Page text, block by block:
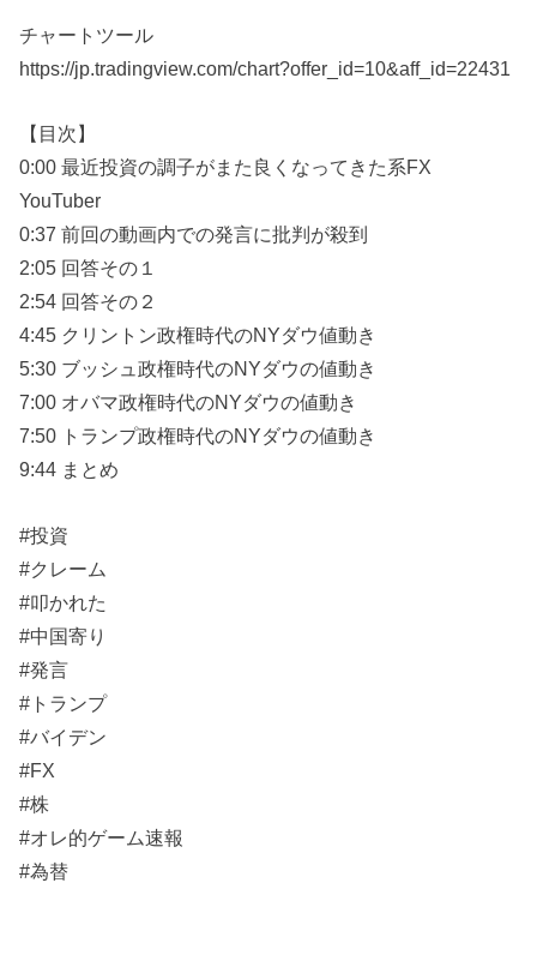
チャートツール
https://jp.tradingview.com/chart?offer_id=10&aff_id=22431
【目次】
0:00 最近投資の調子がまた良くなってきた系FX
YouTuber
0:37 前回の動画内での発言に批判が殺到
2:05 回答その１
2:54 回答その２
4:45 クリントン政権時代のNYダウ値動き
5:30 ブッシュ政権時代のNYダウの値動き
7:00 オバマ政権時代のNYダウの値動き
7:50 トランプ政権時代のNYダウの値動き
9:44 まとめ
#投資
#クレーム
#叩かれた
#中国寄り
#発言
#トランプ
#バイデン
#FX
#株
#オレ的ゲーム速報
#為替